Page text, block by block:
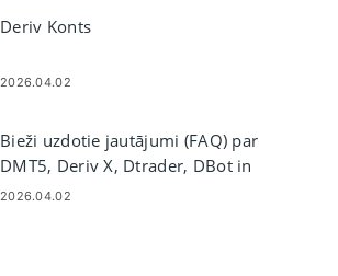
Deriv Konts
2026.04.02
Bieži uzdotie jautājumi (FAQ) par
DMT5, Deriv X, Dtrader, DBot in
Derive
2026.04.02